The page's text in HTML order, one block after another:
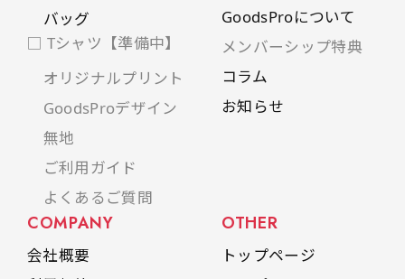
バッグ
□ Tシャツ【準備中】
オリジナルプリント
GoodsProデザイン
無地
ご利用ガイド
よくあるご質問
GoodsProについて
メンバーシップ特典
コラム
お知らせ
COMPANY
会社概要
OTHER
トップページ